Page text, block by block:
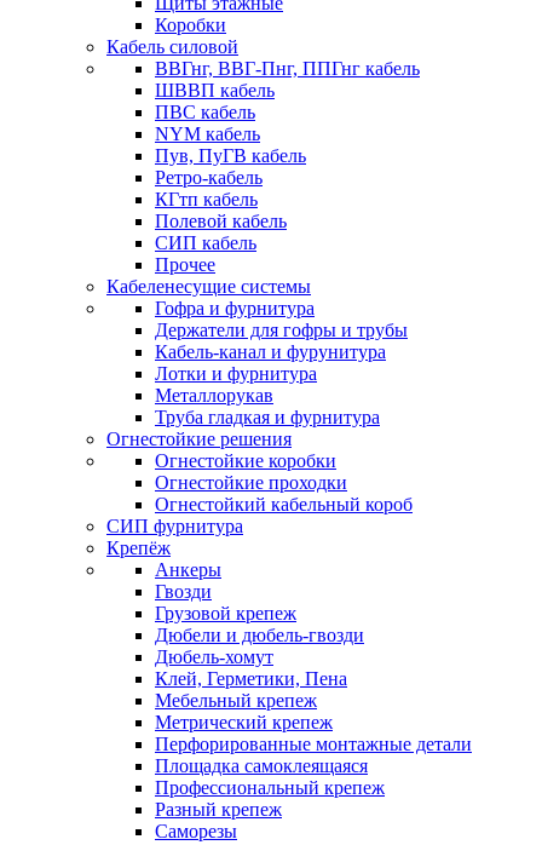
Коробки
Кабель силовой
ВВГнг, ВВГ-Пнг, ППГнг кабель
ШВВП кабель
ПВС кабель
NYM кабель
Пув, ПуГВ кабель
Ретро-кабель
КГтп кабель
Полевой кабель
СИП кабель
Прочее
Кабеленесущие системы
Гофра и фурнитура
Держатели для гофры и трубы
Кабель-канал и фурунитура
Лотки и фурнитура
Металлорукав
Труба гладкая и фурнитура
Огнестойкие решения
Огнестойкие коробки
Огнестойкие проходки
Огнестойкий кабельный короб
СИП фурнитура
Крепёж
Анкеры
Гвозди
Грузовой крепеж
Дюбели и дюбель-гвозди
Дюбель-хомут
Клей, Герметики, Пена
Мебельный крепеж
Метрический крепеж
Перфорированные монтажные детали
Площадка самоклеящаяся
Профессиональный крепеж
Разный крепеж
Саморезы